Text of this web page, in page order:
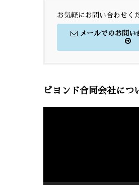
お気軽にお問い合わせく
メールでのお問い
ビヨンド合同会社につ